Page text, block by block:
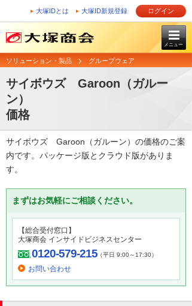
大塚IDとは 大塚ID新規登録 ログイン
メニュー
ソリューション・製品 グループウェア
サイボウズ Garoon（ガルー
ン）
価格
サイボウズ Garoon（ガルーン）の価格のご案
内です。パッケージ版とクラウド版がありま
す。
まずはお気軽にご相談ください。
【総合受付窓口】
大塚商会 インサイドビジネスセンター
0120-579-215（平日 9:00～17:30）
お問い合わせ